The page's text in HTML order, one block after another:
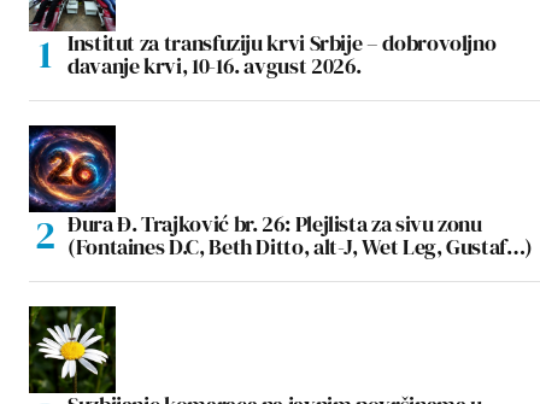
Institut za transfuziju krvi Srbije – dobrovoljno
davanje krvi, 10-16. avgust 2026.
Đura Đ. Trajković br. 26: Plejlista za sivu zonu
(Fontaines D.C, Beth Ditto, alt-J, Wet Leg, Gustaf…)